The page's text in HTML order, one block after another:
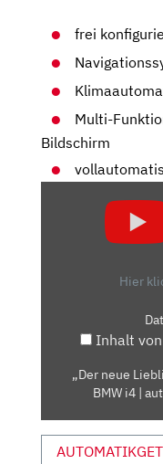
frei
Multi-
Bildschirm
LIEBLING
FAKTEN
|
AUTO
Hier
Inhalt
„Der neue
BMW i4 |